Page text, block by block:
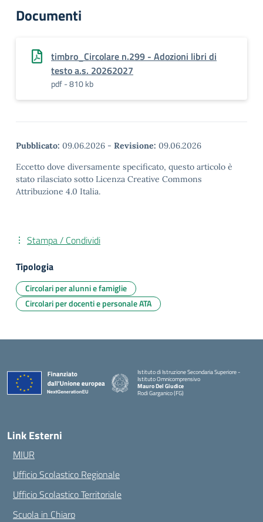
Documenti
timbro_Circolare n.299 - Adozioni libri di
testo a.s. 20262027
pdf - 810 kb
Pubblicato: 09.06.2026 - Revisione: 09.06.2026
Eccetto dove diversamente specificato, questo articolo è
stato rilasciato sotto Licenza Creative Commons
Attribuzione 4.0 Italia.
Stampa / Condividi
Tipologia
Circolari per alunni e famiglie
Circolari per docenti e personale ATA
Istituto di Istruzione Secondaria Superiore -
Istituto Omnicomprensivo
Mauro Del Giudice
Rodi Garganico (FG)
— Visita la pagina iniziale della scuola
Link Esterni
MIUR
Ufficio Scolastico Regionale
Ufficio Scolastico Territoriale
Scuola in Chiaro